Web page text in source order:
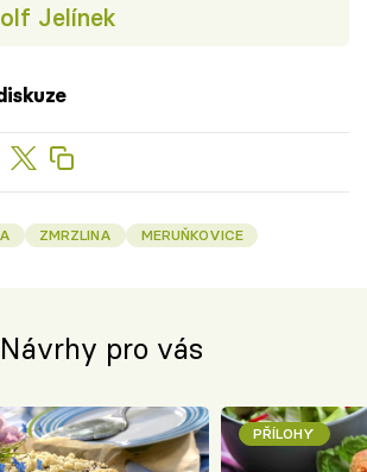
Jelínek
ZMRZLINA MERUŇKOVICE
Návrhy pro vás
PŘÍLOHY